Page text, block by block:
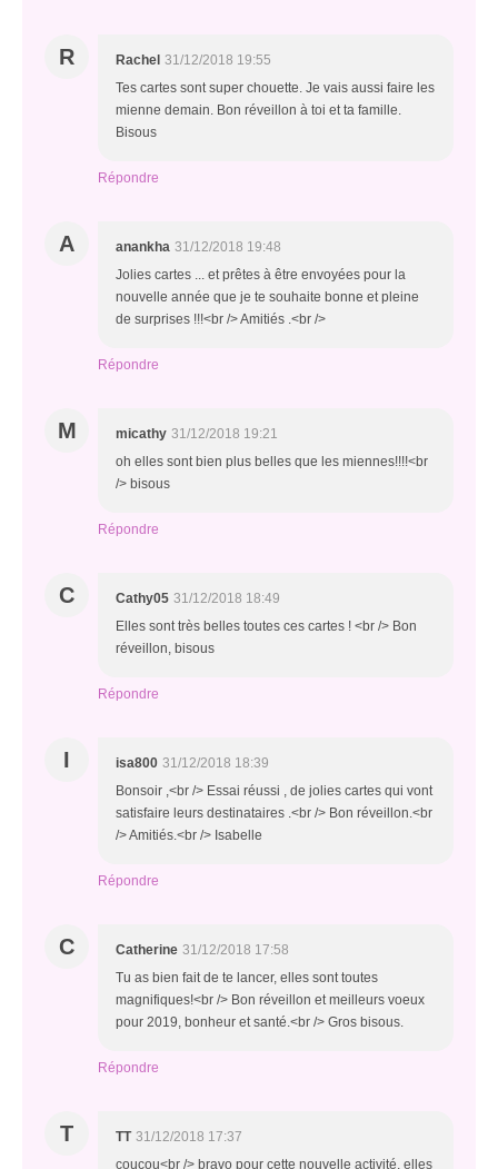
R Rachel 31/12/2018 19:55
Tes cartes sont super chouette. Je vais aussi faire les
mienne demain. Bon réveillon à toi et ta famille.
Bisous
Répondre
A anankha 31/12/2018 19:48
Jolies cartes ... et prêtes à être envoyées pour la
nouvelle année que je te souhaite bonne et pleine
de surprises !!!<br /> Amitiés .<br />
Répondre
M micathy 31/12/2018 19:21
oh elles sont bien plus belles que les miennes!!!!<br
/> bisous
Répondre
C Cathy05 31/12/2018 18:49
Elles sont très belles toutes ces cartes ! <br /> Bon
réveillon, bisous
Répondre
I isa800 31/12/2018 18:39
Bonsoir ,<br /> Essai réussi , de jolies cartes qui vont
satisfaire leurs destinataires .<br /> Bon réveillon.<br
/> Amitiés.<br /> Isabelle
Répondre
C Catherine 31/12/2018 17:58
Tu as bien fait de te lancer, elles sont toutes
magnifiques!<br /> Bon réveillon et meilleurs voeux
pour 2019, bonheur et santé.<br /> Gros bisous.
Répondre
T TT 31/12/2018 17:37
coucou<br /> bravo pour cette nouvelle activité, elles